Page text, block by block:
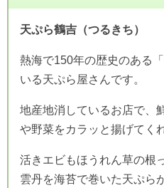
天ぷら鶴吉（つるきち）
熱海で150年の歴史のある
いる天ぷら屋さんです。
地産地消しているお店で、
や野菜をカラッと揚げてく
活きエビもほうれん草の根
雲丹を海苔で巻いた天ぷら